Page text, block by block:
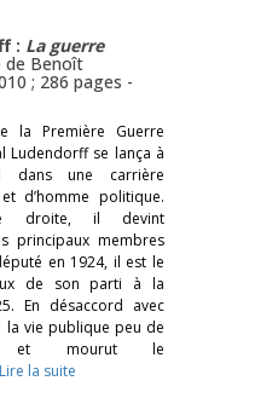
: La guerre
de Benoît
; 286 pages -
la Première Guerre
Ludendorff se lança à
dans une carrière
d’homme politique.
droite, il devint
principaux membres
en 1924, il est le
de son parti à la
En désaccord avec
vie publique peu de
et mourut le
Lire la suite